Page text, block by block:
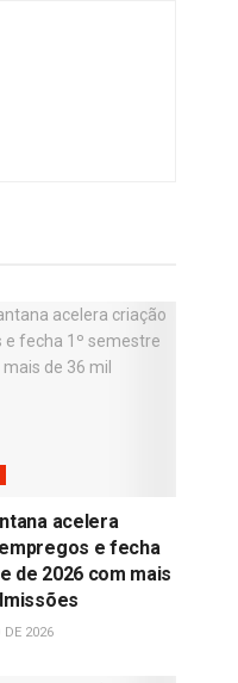
acelera
e fecha
de 2026 com mais
DE 2026